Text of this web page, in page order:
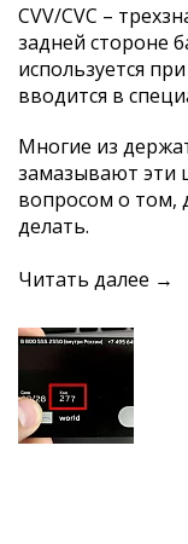
CVV/CVC –
задней стороне
используется
вводится в
Многие из
замазывают эти
вопросом о том,
делать.
Читать далее →